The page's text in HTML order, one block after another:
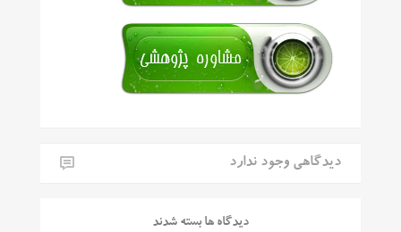
دیدگاهی وجود ندارد
دیدگاه ها بسته شدند